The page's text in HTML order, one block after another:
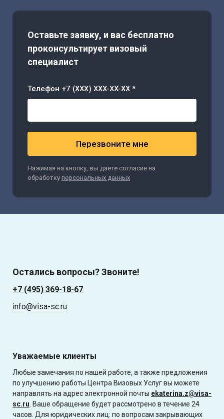
Оставьте заявку, и вас бесплатно
проконсультирует визовый
специалист
Телефон +7 (XXX) XXX-XX-XX *
Перезвоните мне
Нажимая на кнопку, вы даете согласие на
обработку персональных данных
Остались вопросы? Звоните!
+7 (495) 369-18-67
info@visa-sc.ru
Уважаемые клиенты
Любые замечания по нашей работе, а также предложения
по улучшению работы Центра Визовых Услуг вы можете
направлять на адрес электронной почты ekaterina.z@visa-
sc.ru . Ваше обращение будет рассмотрено в течение 24
часов. Для юридических лиц: по вопросам закрывающих